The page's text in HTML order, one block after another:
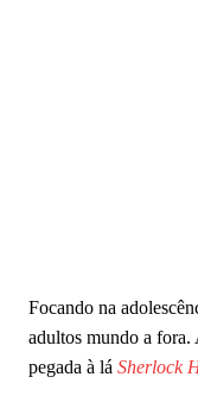
Focando na
adultos mundo a fora.
pegada à lá Sherlock